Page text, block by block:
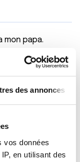
des annonces
vos données
en utilisant des
mon papa.